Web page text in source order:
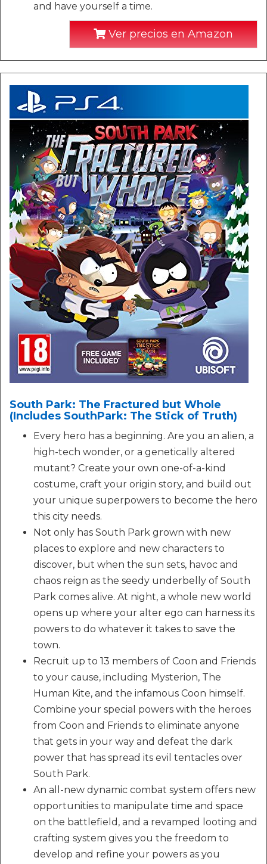
and have yourself a time.
Ver precios en Amazon
South Park: The Fractured but Whole
(Includes SouthPark: The Stick of Truth)
Every hero has a beginning. Are you an alien, a
high-tech wonder, or a genetically altered
mutant? Create your own one-of-a-kind
costume, craft your origin story, and build out
your unique superpowers to become the hero
this city needs.
Not only has South Park grown with new
places to explore and new characters to
discover, but when the sun sets, havoc and
chaos reign as the seedy underbelly of South
Park comes alive. At night, a whole new world
opens up where your alter ego can harness its
powers to do whatever it takes to save the
town.
Recruit up to 13 members of Coon and Friends
to your cause, including Mysterion, The
Human Kite, and the infamous Coon himself.
Combine your special powers with the heroes
from Coon and Friends to eliminate anyone
that gets in your way and defeat the dark
power that has spread its evil tentacles over
South Park.
An all-new dynamic combat system offers new
opportunities to manipulate time and space
on the battlefield, and a revamped looting and
crafting system gives you the freedom to
develop and refine your powers as you